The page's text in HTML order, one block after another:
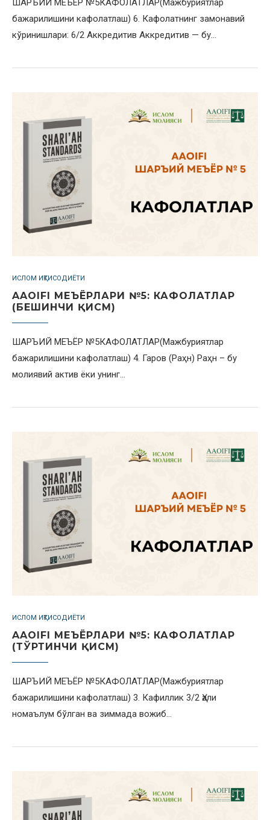
ШАРЪИЙ МЕЪЁР №5КАФОЛАТЛАР(Мажбуриятлар
бажарилишини кафолатлаш) 6. Кафолатнинг замонавий
кўринишлари: 6/2 Аккредитив Аккредитив — бу…
ИСЛОМ ИҚТИСОДИЁТИ
AAOIFI МЕЪЁРЛАРИ №5: КАФОЛАТЛАР
(БЕШИНЧИ ҚИСМ)
ШАРЪИЙ МЕЪЁР №5КАФОЛАТЛАР(Мажбуриятлар
бажарилишини кафолатлаш) 4. Гаров (Раҳн) Раҳн – бу
молиявий актив ёки унинг…
ИСЛОМ ИҚТИСОДИЁТИ
AAOIFI МЕЪЁРЛАРИ №5: КАФОЛАТЛАР
(ТЎРТИНЧИ ҚИСМ)
ШАРЪИЙ МЕЪЁР №5КАФОЛАТЛАР(Мажбуриятлар
бажарилишини кафолатлаш) 3. Кафиллик 3/2 Ҳали
номаълум бўлган ва зиммада вожиб…